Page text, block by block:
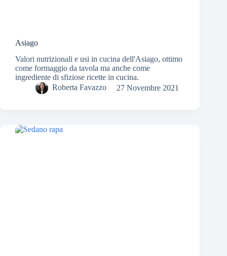
Asiago
Valori nutrizionali e usi in cucina dell'Asiago, ottimo
come formaggio da tavola ma anche come
ingrediente di sfiziose ricette in cucina.
Roberta Favazzo
27 Novembre 2021